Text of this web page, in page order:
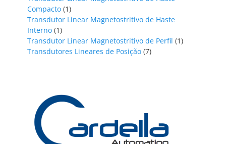
Compacto 11
produto
Transdutor Linear Magnetostritivo de Haste
Interno 11
produto
Transdutor Linear Magnetostritivo de Perfil 11
Transdutores Lineares de Posição 77